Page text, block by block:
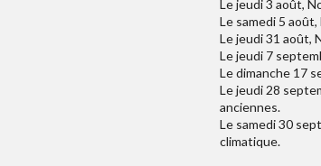
Le jeudi 3 août,
Le samedi 5 août,
Le jeudi 31 août,
Le jeudi 7
Le dimanche 17
Le jeudi 28
anciennes.
Le samedi 30
climatique.